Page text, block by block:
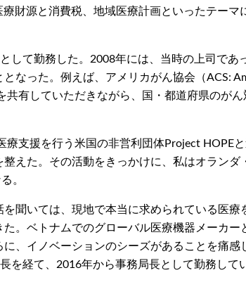
財源と消費税、地域医療計画といったテーマ
して勤務した。2008年には、当時の上司であ
なった。例えば、アメリカがん協会（ACS:
有していただきながら、国・都道府県のが
支援を行う米国の非営利団体Project HOPE
えた。その活動をきっかけに、私はオランダ
。
聞いては、現地で本当に求められている医療
。ベトナムでのグローバル医療機器メーカー
、イノベーションのシーズがあることを痛感
経て、2016年から事務局長として勤務して